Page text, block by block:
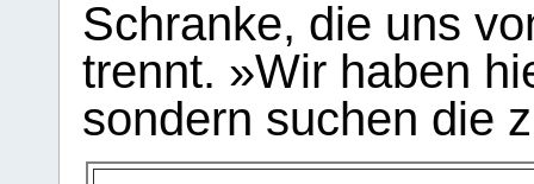
Schranke, die uns
trennt. »Wir haben
sondern suchen die